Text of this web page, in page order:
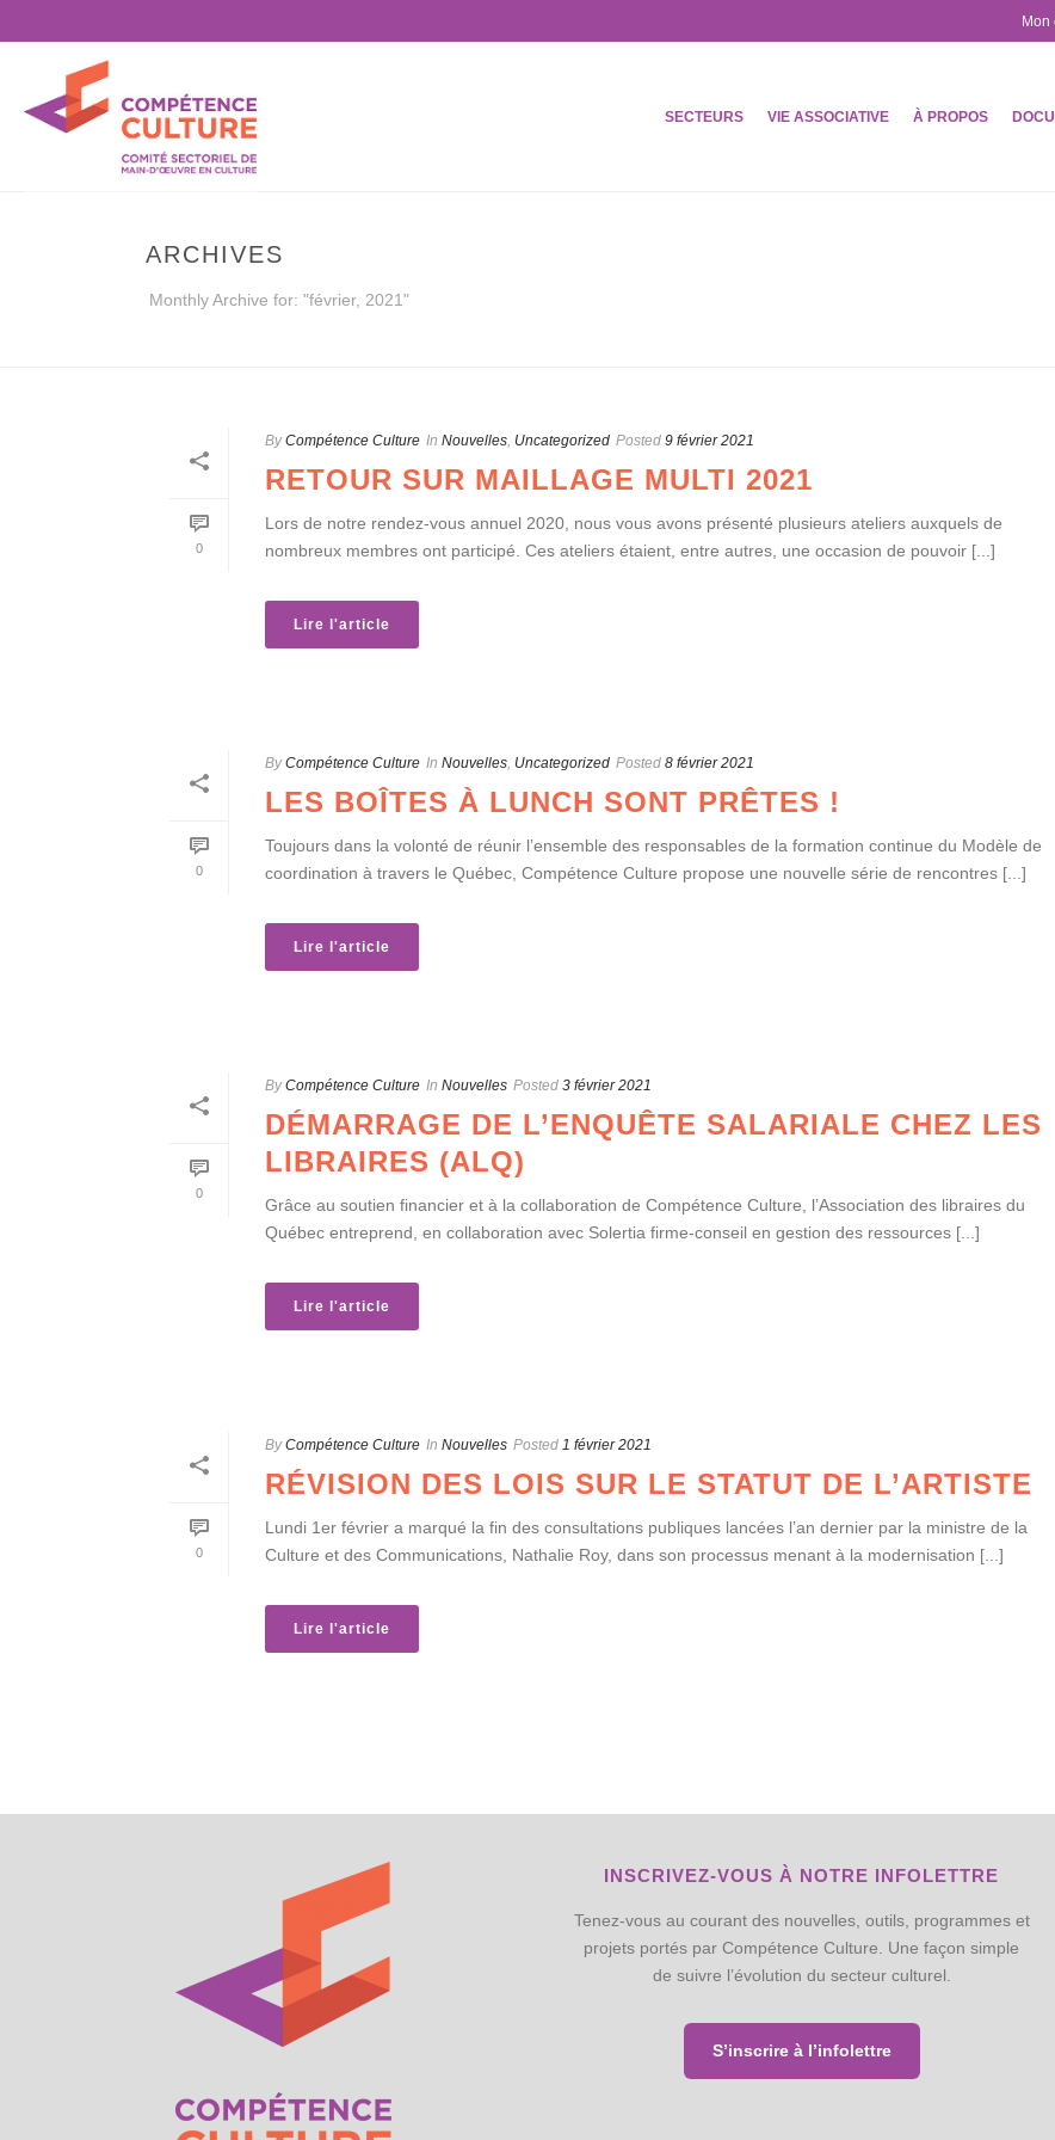
Mon
SECTEURS VIE ASSOCIATIVE À PROPOS
ARCHIVES
Monthly Archive for: "février, 2021"
0
By Compétence Culture In Nouvelles, Uncategorized Posted 9 février 2021
RETOUR SUR MAILLAGE MULTI 2021
Lors de notre rendez-vous annuel 2020, nous vous avons présenté plusieurs ateliers auxquels de
nombreux membres ont participé. Ces ateliers étaient, entre autres, une occasion de pouvoir [...]
Lire l'article
0
By Compétence Culture In Nouvelles, Uncategorized Posted 8 février 2021
LES BOÎTES À LUNCH SONT PRÊTES !
Toujours dans la volonté de réunir l’ensemble des responsables de la formation continue du Modèle de
coordination à travers le Québec, Compétence Culture propose une nouvelle série de rencontres [...]
Lire l'article
0
By Compétence Culture In Nouvelles Posted 3 février 2021
DÉMARRAGE DE L’ENQUÊTE SALARIALE CHEZ LES
LIBRAIRES (ALQ)
Grâce au soutien financier et à la collaboration de Compétence Culture, l’Association des libraires du
Québec entreprend, en collaboration avec Solertia firme-conseil en gestion des ressources [...]
Lire l'article
0
By Compétence Culture In Nouvelles Posted 1 février 2021
RÉVISION DES LOIS SUR LE STATUT DE L’ARTISTE
Lundi 1er février a marqué la fin des consultations publiques lancées l’an dernier par la ministre de la
Culture et des Communications, Nathalie Roy, dans son processus menant à la modernisation [...]
Lire l'article
INSCRIVEZ-VOUS À NOTRE INFOLETTRE
Tenez-vous au courant des nouvelles, outils, programmes et
projets portés par Compétence Culture. Une façon simple
de suivre l’évolution du secteur culturel.
S’inscrire à l’infolettre